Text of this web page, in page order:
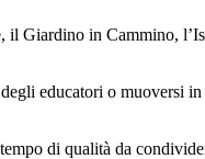
il Giardino in Cammino,
educatori o muoversi
di qualità da